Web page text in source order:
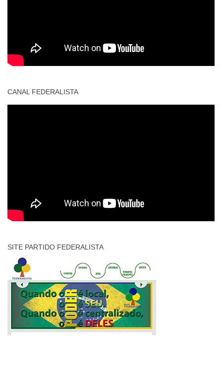
CANAL FEDERALISTA
SITE PARTIDO FEDERALISTA